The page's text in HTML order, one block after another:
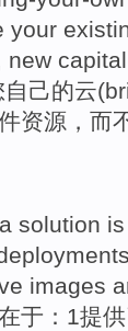
your
new capital
自己的云
资源 ， 而
solution
images
于 ：1提供